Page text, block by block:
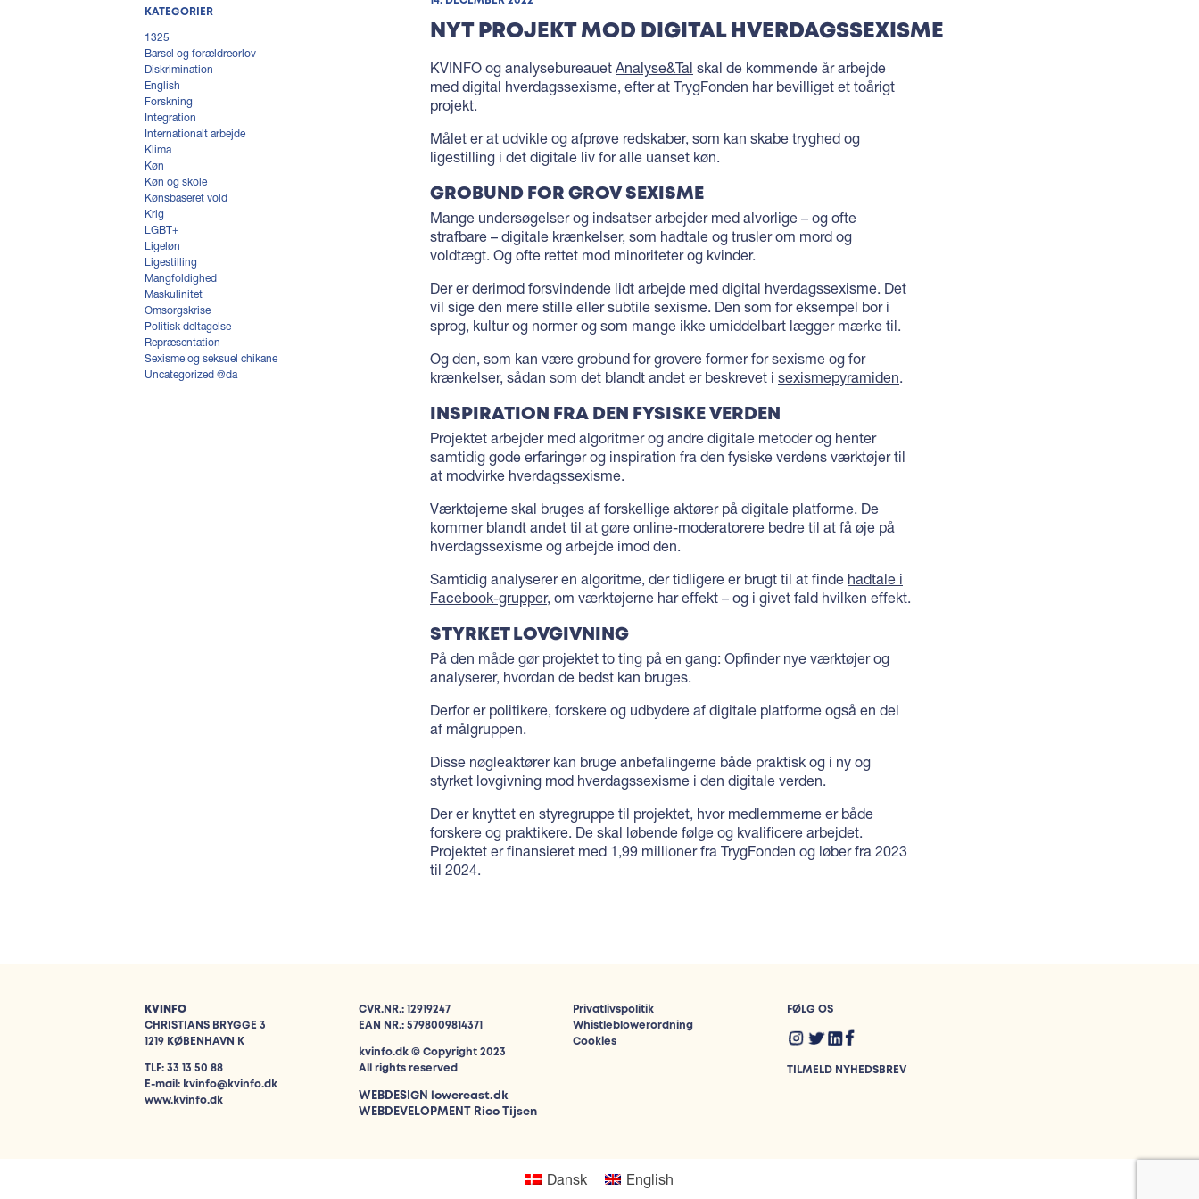
KATEGORIER
1325
Barsel og forældreorlov
Diskrimination
English
Forskning
Integration
Internationalt arbejde
Klima
Køn
Køn og skole
Kønsbaseret vold
Krig
LGBT+
Ligeløn
Ligestilling
Mangfoldighed
Maskulinitet
Omsorgskrise
Politisk deltagelse
Repræsentation
Sexisme og seksuel chikane
Uncategorized @da
NYT PROJEKT MOD DIGITAL HVERDAGSSEXISME
KVINFO og analysebureauet Analyse&Tal skal de kommende år arbejde
med digital hverdagssexisme, efter at TrygFonden har bevilliget et toårigt
projekt.
Målet er at udvikle og afprøve redskaber, som kan skabe tryghed og
ligestilling i det digitale liv for alle uanset køn.
GROBUND FOR GROV SEXISME
Mange undersøgelser og indsatser arbejder med alvorlige – og ofte
strafbare – digitale krænkelser, som hadtale og trusler om mord og
voldtægt. Og ofte rettet mod minoriteter og kvinder.
Der er derimod forsvindende lidt arbejde med digital hverdagssexisme. Det
vil sige den mere stille eller subtile sexisme. Den som for eksempel bor i
sprog, kultur og normer og som mange ikke umiddelbart lægger mærke til.
Og den, som kan være grobund for grovere former for sexisme og for
krænkelser, sådan som det blandt andet er beskrevet i sexismepyramiden.
INSPIRATION FRA DEN FYSISKE VERDEN
Projektet arbejder med algoritmer og andre digitale metoder og henter
samtidig gode erfaringer og inspiration fra den fysiske verdens værktøjer til
at modvirke hverdagssexisme.
Værktøjerne skal bruges af forskellige aktører på digitale platforme. De
kommer blandt andet til at gøre online-moderatorere bedre til at få øje på
hverdagssexisme og arbejde imod den.
Samtidig analyserer en algoritme, der tidligere er brugt til at finde hadtale i
Facebook-grupper, om værktøjerne har effekt – og i givet fald hvilken effekt.
STYRKET LOVGIVNING
På den måde gør projektet to ting på en gang: Opfinder nye værktøjer og
analyserer, hvordan de bedst kan bruges.
Derfor er politikere, forskere og udbydere af digitale platforme også en del
af målgruppen.
Disse nøgleaktører kan bruge anbefalingerne både praktisk og i ny og
styrket lovgivning mod hverdagssexisme i den digitale verden.
Der er knyttet en styregruppe til projektet, hvor medlemmerne er både
forskere og praktikere. De skal løbende følge og kvalificere arbejdet.
Projektet er finansieret med 1,99 millioner fra TrygFonden og løber fra 2023
til 2024.
KVINFO
CHRISTIANS BRYGGE 3
1219 KØBENHAVN K
TLF: 33 13 50 88
E-mail: kvinfo@kvinfo.dk
www.kvinfo.dk
CVR.NR.: 12919247
EAN NR.: 5798009814371
kvinfo.dk © Copyright 2023
All rights reserved
WEBDESIGN
lowereast.dk
WEBDEVELOPMENT Rico Tijsen
Privatlivspolitik
Whistleblowerordning
Cookies
FØLG OS
TILMELD NYHEDSBREV
Dansk English